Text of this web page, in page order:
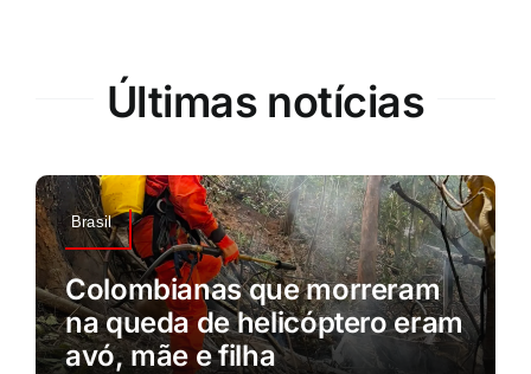
Últimas notícias
Brasil
Colombianas que morreram
na queda de helicóptero eram
avó, mãe e filha